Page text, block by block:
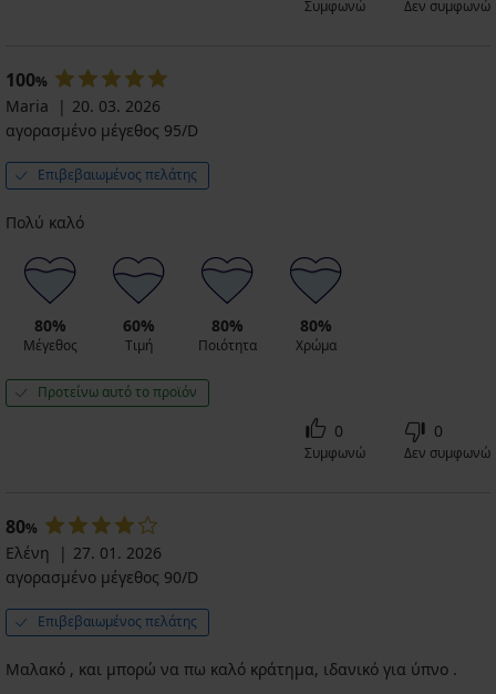
Συμφωνώ Δεν συμφωνώ
100%
Maria
20. 03. 2026
αγορασμένο μέγεθος 95/D
Επιβεβαιωμένος πελάτης
Πολύ καλό
80%
Μέγεθος
60%
Τιμή
80%
Ποιότητα
80%
Χρώμα
Προτείνω αυτό το προϊόν
0
Συμφωνώ
0
Δεν συμφωνώ
80%
Ελένη
27. 01. 2026
αγορασμένο μέγεθος 90/D
Επιβεβαιωμένος πελάτης
Μαλακό , και μπορώ να πω καλό κράτημα, ιδανικό για ύπνο .